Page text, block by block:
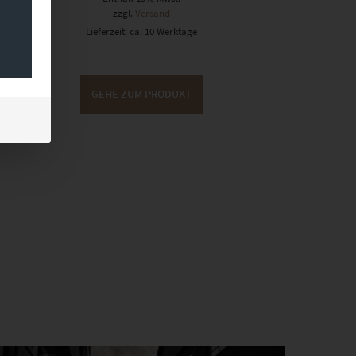
zzgl.Versand
Lieferzeit: ca. 10 Werktage
GEHE ZUM PRODUKT
Dieses Produkt weist mehrere Varianten auf. Die Optionen können auf der Produktseite gewählt werden